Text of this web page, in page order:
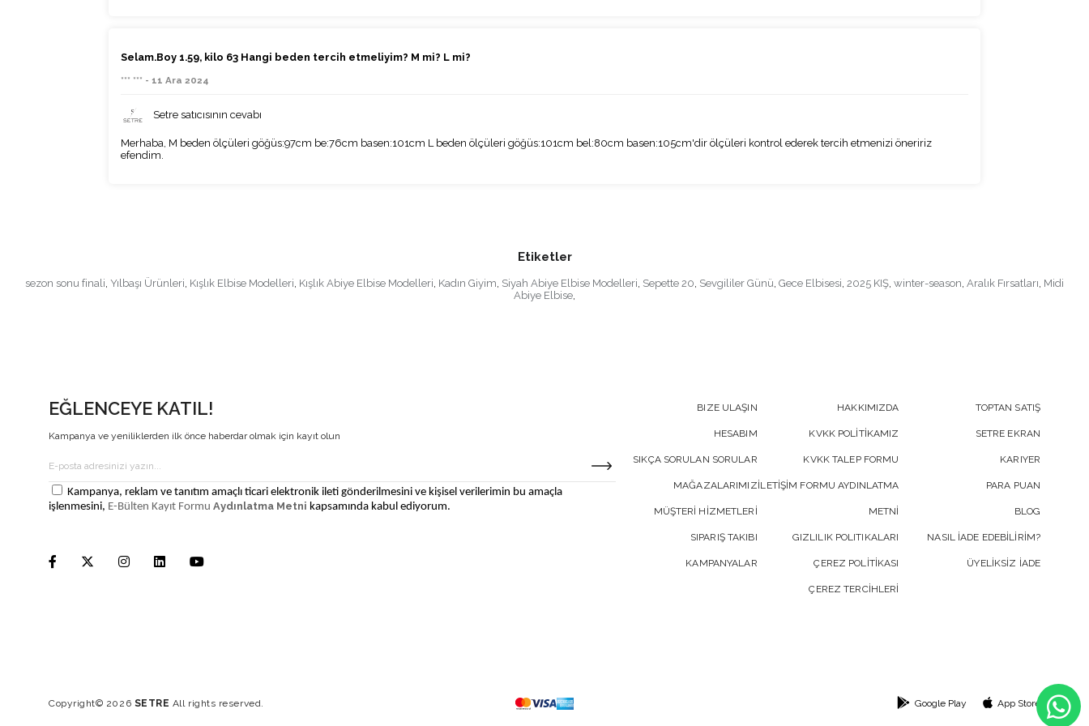
Selam.Boy 1.59, kilo 63 Hangi beden tercih etmeliyim? M mi? L mi?
*** *** - 11 Ara 2024
Setre satıcısının cevabı
Merhaba, M beden ölçüleri göğüs:97cm be:76cm basen:101cm L beden ölçüleri göğüs:101cm bel:80cm basen:105cm'dir ölçüleri kontrol ederek tercih etmenizi öneririz
efendim.
Etiketler
sezon sonu finali, Yılbaşı Ürünleri, Kışlık Elbise Modelleri, Kışlık Abiye Elbise Modelleri, Kadın Giyim, Siyah Abiye Elbise Modelleri, Sepette 20, Sevgililer Günü, Gece Elbisesi, 2025 KIŞ, winter-season, Aralık Fırsatları, Midi
Abiye Elbise,
EĞLENCEYE KATIL!
Kampanya ve yeniliklerden ilk önce haberdar olmak için kayıt olun
Kampanya, reklam ve tanıtım amaçlı ticari elektronik ileti gönderilmesini ve kişisel verilerimin bu amaçla
işlenmesini, E-Bülten Kayıt Formu Aydınlatma Metni kapsamında kabul ediyorum.
BIZE ULAŞIN
HESABIM
SIKÇA SORULAN SORULAR
MAĞAZALARIMIZ
MÜŞTERİ HİZMETLERİ
SIPARIŞ TAKIBI
KAMPANYALAR
HAKKIMIZDA
KVKK POLİTİKAMIZ
KVKK TALEP FORMU
İLETİŞİM FORMU AYDINLATMA
METNİ
GIZLILIK POLITIKALARI
ÇEREZ POLİTİKASI
ÇEREZ TERCİHLERİ
TOPTAN SATIŞ
SETRE EKRAN
KARIYER
PARA PUAN
BLOG
NASIL İADE EDEBİLİRİM?
ÜYELİKSİZ İADE
Copyright© 2026 SETRE All rights reserved. Google Play App Store